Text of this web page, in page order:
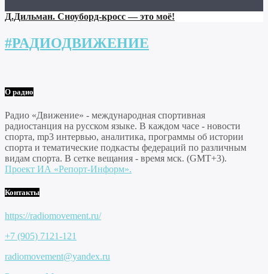
Д.Дильман. Сноуборд-кросс — это моё!
#РАДИОДВИЖЕНИЕ
О радио
Радио «Движение» - международная спортивная
радиостанция на русском языке. В каждом часе - новости
спорта, mp3 интервью, аналитика, программы об истории
спорта и тематические подкасты федераций по различным
видам спорта. В сетке вещания - время мск. (GMT+3).
Проект ИА «Репорт-Информ».
Контакты
https://radiomovement.ru/
+7 (905) 7121-121
radiomovement@yandex.ru